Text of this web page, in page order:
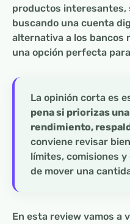
productos interesantes,
buscando una cuenta
alternativa a los bancos
una opción perfecta
La opinión corta es
pena si priorizas
rendimiento,
conviene revisar
límites, comisiones
de mover una
En esta review vamos a